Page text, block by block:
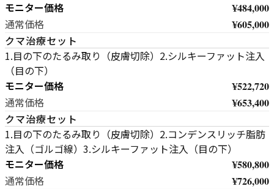
モニター価格 ¥484,000
通常価格 ¥605,000
クマ治療セット
1.目の下のたるみ取り（皮膚切除）2.シルキーファット注入
（目の下）
モニター価格 ¥522,720
通常価格 ¥653,400
クマ治療セット
1.目の下のたるみ取り（皮膚切除）2.コンデンスリッチ脂肪
注入（ゴルゴ線）3.シルキーファット注入（目の下）
モニター価格 ¥580,800
通常価格 ¥726,000